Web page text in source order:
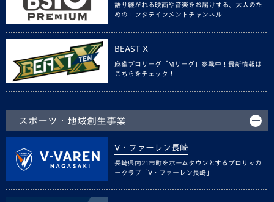
語り継がれる映画や音楽をお届けする、大人のた
めのエンタテインメントチャンネル
BEAST X
麻雀プロリーグ「Mリーグ」参戦中！最新情報は
こちらをチェック！
スポーツ・地域創生事業
V・ファーレン長崎
長崎県内21市町をホームタウンとするプロサッカ
ークラブ「V・ファーレン長崎」